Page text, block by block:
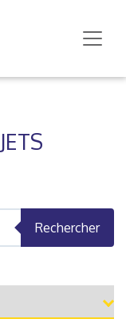
Rechercher